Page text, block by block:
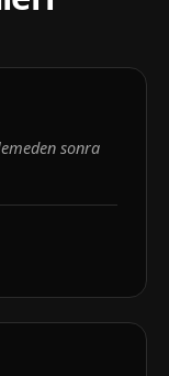
sonra